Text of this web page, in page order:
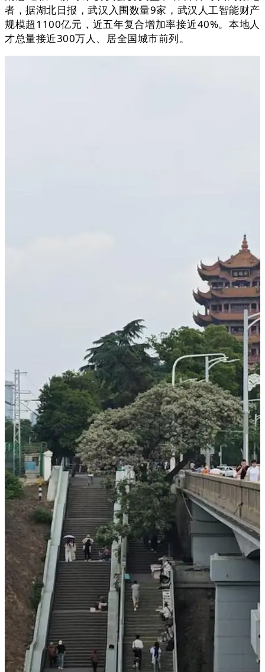
者，据湖北日报，武汉入围数量9家，武汉人工智能财产
规模超1100亿元，近五年复合增加率接近40%。本地人
才总量接近300万人、居全国城市前列。